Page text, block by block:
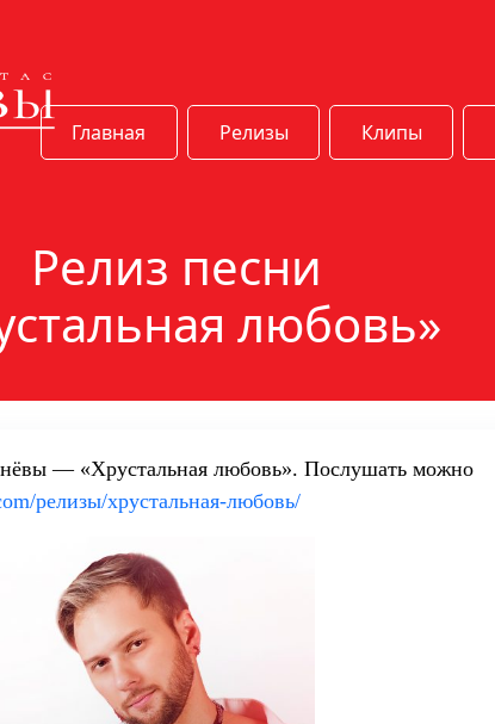
Главная Релизы Клипы
Релиз песни
любовь»
— «Хрустальная любовь». Послушать можно
релизы/хрустальная-любовь/